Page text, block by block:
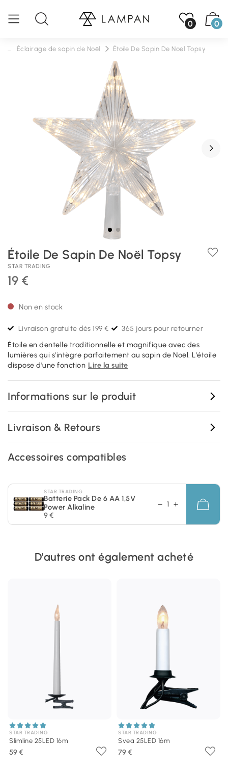
0 0
Éclairage de sapin de Noël Étoile De Sapin De Noël Topsy
Étoile De Sapin De Noël Topsy
STAR TRADING
19 €
Non en stock
Livraison gratuite dès 199 € 365 jours pour retourner
Étoile en dentelle traditionnelle et magnifique avec des
lumières qui s'intègre parfaitement au sapin de Noël. L'étoile
dispose d'une fonction Lire la suite
Informations sur le produit
Livraison & Retours
Accessoires compatibles
STAR TRADING
Batterie Pack De 6 AA 1,5V
Power Alkaline
9 €
D'autres ont également acheté
STAR TRADING
Slimline 25LED 16m
59 €
STAR TRADING
Svea 25LED 16m
79 €